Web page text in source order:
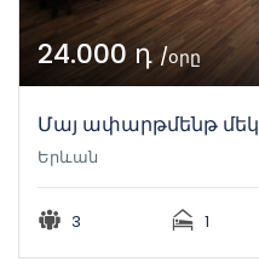
24.000 դ/օրը
Մայ ափարթմենթ
Երևան
3 1